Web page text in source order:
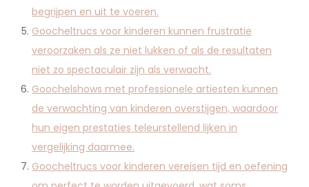
begrijpen en uit te voeren.
Goocheltrucs voor kinderen kunnen frustratie
veroorzaken als ze niet lukken of als de resultaten
niet zo spectaculair zijn als verwacht.
Goochelshows met professionele artiesten kunnen
de verwachting van kinderen overstijgen, waardoor
hun eigen prestaties teleurstellend lijken in
vergelijking daarmee.
Goocheltrucs voor kinderen vereisen tijd en oefening